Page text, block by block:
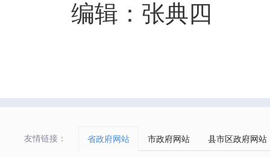
编辑：张典四
友情链接： 省政府网站 市政府网站 县市区政府网站